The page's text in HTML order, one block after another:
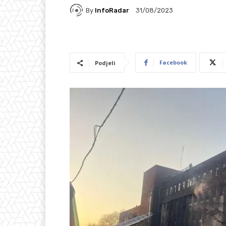
By InfoRadar 31/08/2023
Podjeli Facebook